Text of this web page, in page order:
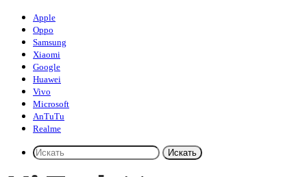
Apple
Oppo
Samsung
Xiaomi
Google
Huawei
Vivo
Microsoft
AnTuTu
Realme
Искать